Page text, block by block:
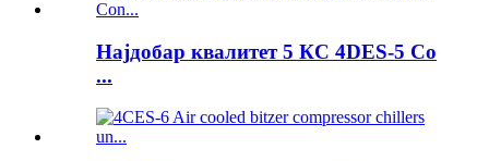
Најдобар квалитет 5 КС 4DES-5 Co
...